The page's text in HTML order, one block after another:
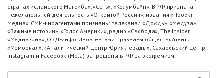
странах исламского Магриба», «Сеть», «Колумбайн». В РФ признана
нежелательной деятельность «Открытой России», издания «Проект
Медиа». СМИ-иноагентами признаны: телеканал «Дождь», «Медуза»,
«Важные истории», «Голос Америки», радио «Свобода», The Insider,
«Медиазона», ОВД-инфо. Иноагентами признаны общество/центр
«Мемориал», «Аналитический Центр Юрия Левады», Сахаровский центр.
Instagram и Facebook (Metа) запрещены в РФ за экстремизм.